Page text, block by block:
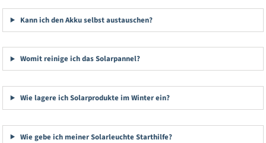
Kann ich den Akku selbst austauschen?
Womit reinige ich das Solarpannel?
Wie lagere ich Solarprodukte im Winter ein?
Wie gebe ich meiner Solarleuchte Starthilfe?